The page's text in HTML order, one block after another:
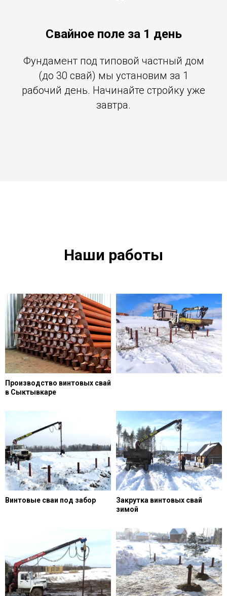
Свайное поле за 1 день
Фундамент под типовой частный дом
(до 30 свай) мы установим за 1
рабочий день. Начинайте стройку уже
завтра.
Наши работы
Производство винтовых свай
в Сыктывкаре
Винтовые сваи под забор
Закрутка винтовых свай
зимой